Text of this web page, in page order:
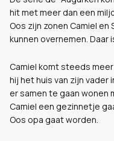
hit met meer dan een
Oos zijn zonen Camiel
kunnen overnemen. Daar
Camiel komt steeds
hij het huis van zijn vader
er samen te gaan wonen
Camiel een gezinnetje
Oos opa gaat worden.